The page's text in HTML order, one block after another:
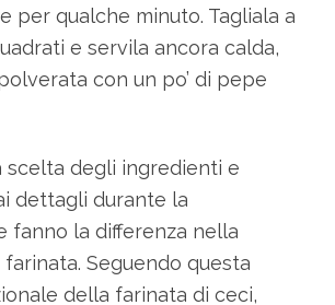
per qualche minuto. Tagliala a
e servila ancora calda,
con un po’ di pepe
scelta degli ingredienti e
dettagli durante la
fanno la differenza nella
Seguendo questa
della farinata di ceci,